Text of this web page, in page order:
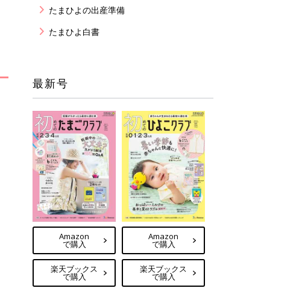
たまひよの出産準備
たまひよ白書
最新号
Amazon
で購入
楽天ブックス
で購入
Amazon
で購入
楽天ブックス
で購入